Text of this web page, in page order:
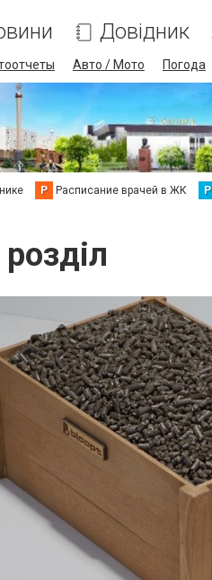
Довідник
Авто / Мото Погода
Р Расписание врачей в ЖК Р